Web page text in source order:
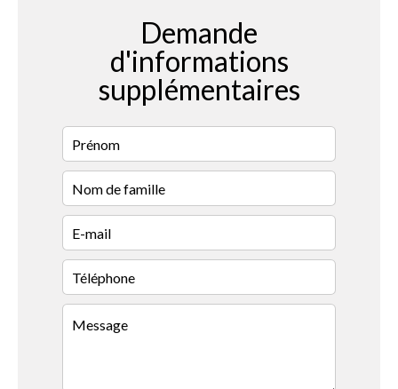
Demande
d'informations
supplémentaires